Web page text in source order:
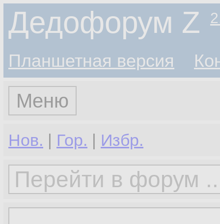
Дедофорум Z
Планшетная версия
Меню
Нов. | Гор. | Избр.